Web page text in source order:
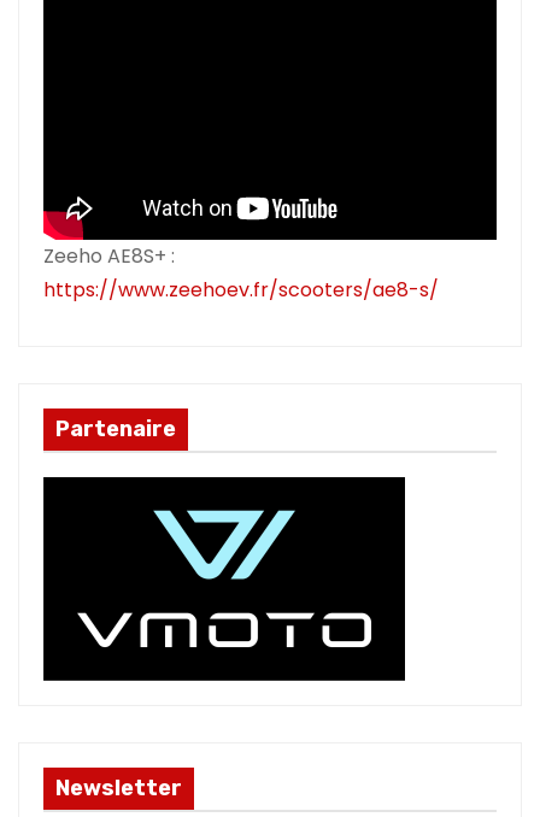
Zeeho AE8S+ :
https://www.zeehoev.fr/scooters/ae8-s/
Partenaire
Newsletter